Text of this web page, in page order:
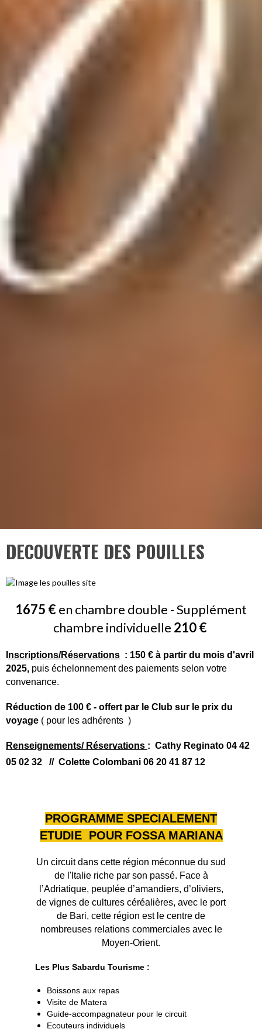
DECOUVERTE DES POUILLES
1675 €en chambre double -Supplément
chambre individuelle 210 €
nscriptions/Réservations : 150 € à partir du mois d'avril
2025, puis échelonnement des paiements selon votre
convenance.
Réduction de 100 € - offert par le Club sur le prix du
voyage ( pour les adhérents )
Renseignements/ Réservations : Cathy Reginato 04 42
05 02 32 // Colette Colombani 06 20 41 87 12
PROGRAMME SPECIALEMENT
ETUDIE POUR FOSSA MARIANA
Un circuit dans cette région méconnue du sud
de l'Italie riche par son passé. Face à
l’Adriatique, peuplée d’amandiers, d’oliviers,
de vignes de cultures céréalières, avec le port
de Bari, cette région est le centre de
nombreuses relations commerciales avec le
Moyen-Orient.
Les Plus Sabardu Tourisme :
Boissons aux repas
Visite de Matera
Guide-accompagnateur pour le circuit
Ecouteurs individuels